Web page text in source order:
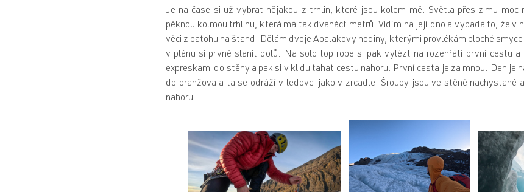
Je na čase si už vybrat nějakou z trhlin, které jsou kolem mě. Světla přes zimu moc
pěknou kolmou trhlinu, která má tak dvanáct metrů. Vidím na její dno a vypadá to, že v
věci z batohu na štand. Dělám dvoje Abalakovy hodiny, kterými provlékám ploché
v plánu si prvně slanit dolů. Na solo top rope si pak vylézt na rozehřátí první cestu a
expreskami do stěny a pak si v klidu tahat cestu nahoru. První cesta je za mnou. Den je
do oranžova a ta se odráží v ledovci jako v zrcadle. Šrouby jsou ve stěně nachystané
nahoru.